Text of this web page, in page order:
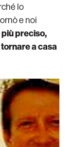
lo
e noi
preciso,
a casa